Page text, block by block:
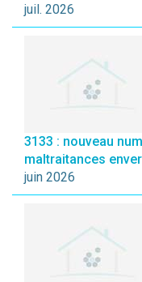
juil. 2026
3133 : nouveau
maltraitances
juin 2026